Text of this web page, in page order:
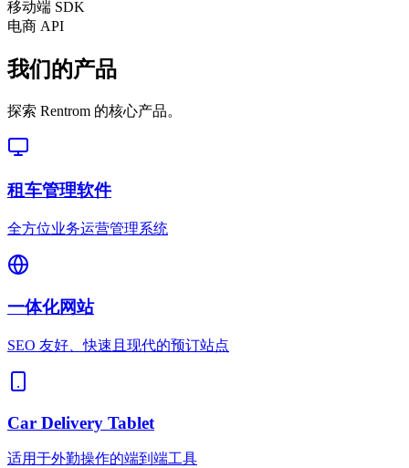
移动端 SDK
电商 API
我们的产品
探索 Rentrom 的核心产品。
租车管理软件
全方位业务运营管理系统
一体化网站
SEO 友好、快速且现代的预订站点
Car Delivery Tablet
适用于外勤操作的端到端工具